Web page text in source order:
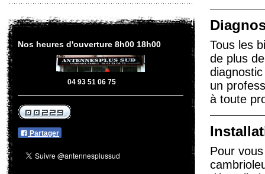
Tous les
de plus
un
à toute
Pour
Nos heures d'ouverture 8h00 18h00
04 93 51 06 75
Partager